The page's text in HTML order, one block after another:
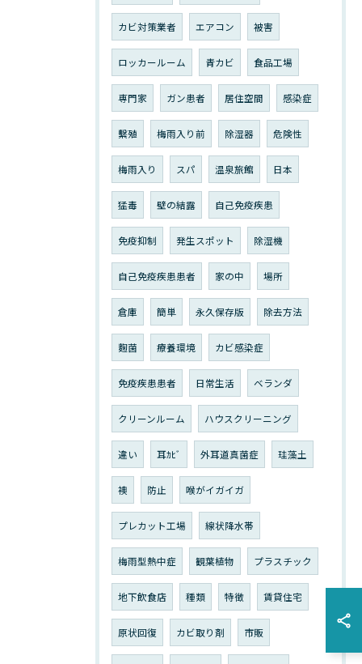
カビ対策業者 エアコン 被害
ロッカールーム 青カビ 食品工場
専門家 ガン患者 居住空間 感染症
繫殖 梅雨入り前 除湿器 危険性
梅雨入り スパ 温泉旅館 日本
猛毒 壁の結露 自己免疫疾患
免疫抑制 発生スポット 除湿機
自己免疫疾患患者 家の中 場所
倉庫 簡単 永久保存版 除去方法
麴菌 療養環境 カビ感染症
免疫疾患患者 日常生活 ベランダ
クリーンルーム ハウスクリーニング
違い 耳ｶﾋﾞ 外耳道真菌症 珪藻土
襖 防止 喉がイガイガ
プレカット工場 線状降水帯
梅雨型熱中症 観葉植物 プラスチック
地下飲食店 種類 特徴 賃貸住宅
原状回復 カビ取り剤 市販